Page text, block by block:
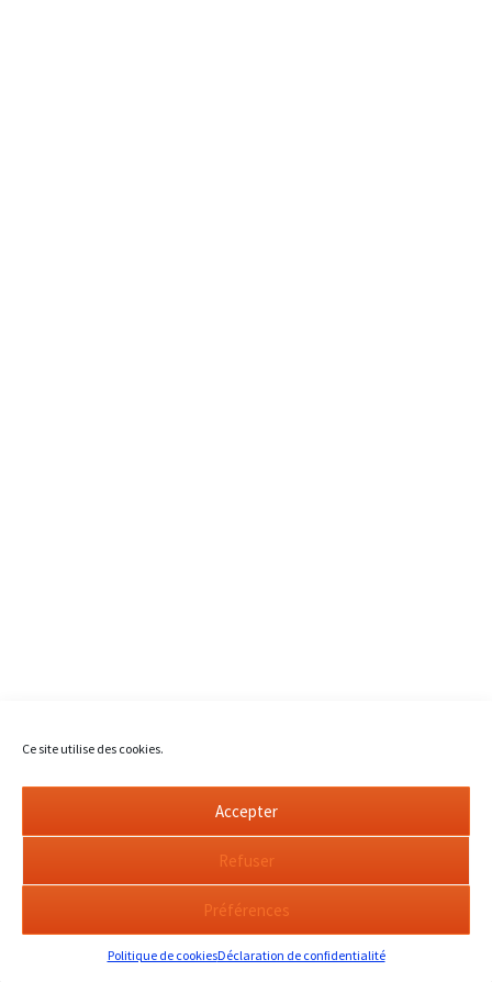
Ce site utilise des cookies.
Accepter
Refuser
Préférences
Politique de cookiesDéclaration de confidentialité